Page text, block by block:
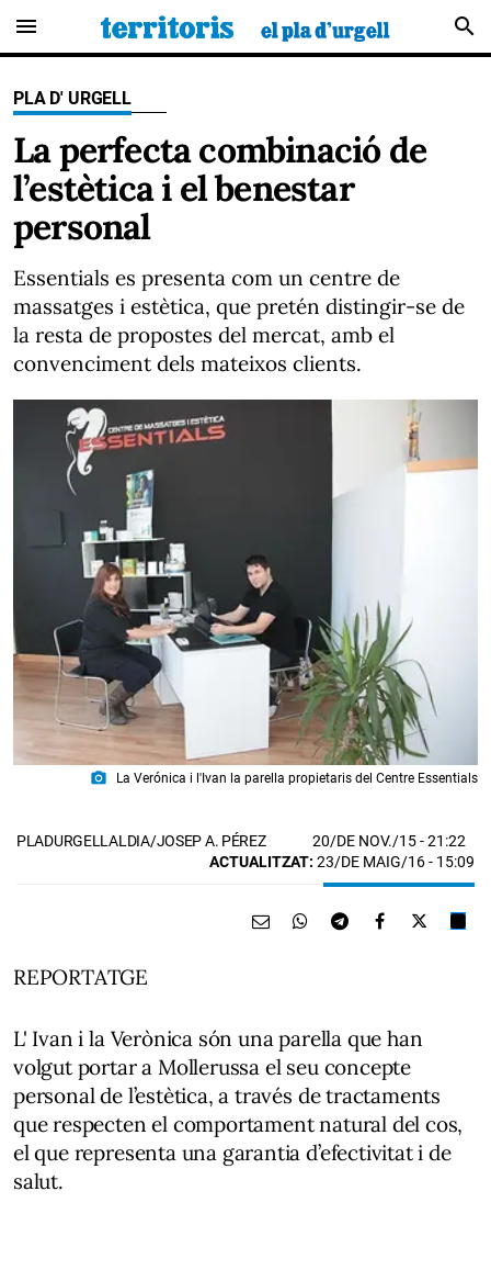
menu search
PLA D' URGELL
La perfecta combinació de
l’estètica i el benestar
personal
Essentials es presenta com un centre de
massatges i estètica, que pretén distingir-se de
la resta de propostes del mercat, amb el
convenciment dels mateixos clients.
photo_camera La Verónica i l'Ivan la parella propietaris del Centre Essentials
PLADURGELLALDIA/JOSEP A. PÉREZ 20/DE NOV./15- 21:22
ACTUALITZAT: 23/DE MAIG/16 - 15:09
REPORTATGE
L' Ivan i la Verònica són una parella que han
volgut portar a Mollerussa el seu concepte
personal de l’estètica, a través de tractaments
que respecten el comportament natural del cos,
el que representa una garantia d’efectivitat i de
salut.